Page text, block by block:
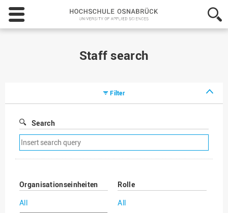
Hochschule
Osnabrück
-
Staff search
Filter
Search
Remove
search
filter
Organisationseinheiten
All
Rolle
All